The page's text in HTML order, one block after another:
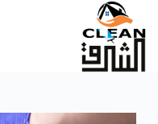
التجاوز
المحتوى